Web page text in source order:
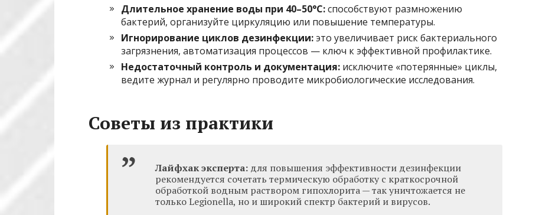
Длительное хранение воды при 40–50°С:способствуют размножению
бактерий, организуйте циркуляцию или повышение температуры.
Игнорирование циклов дезинфекции:это увеличивает риск бактериального
загрязнения, автоматизация процессов — ключ к эффективной профилактике.
Недостаточный контроль и документация: исключите «потерянные» циклы,
ведите журнал и регулярно проводите микробиологические исследования.
Советы из практики
Лайфхак эксперта: для повышения эффективности дезинфекции
рекомендуется сочетать термическую обработку с краткосрочной
обработкой водным раствором гипохлорита — так уничтожается не
только Legionella, но и широкий спектр бактерий и вирусов.